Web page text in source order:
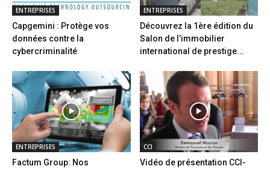
ENTREPRISES
Capgemini : Protège vos
données contre la
cybercriminalité
ENTREPRISES
Découvrez la 1ère édition du
Salon de l’immobilier
international de prestige...
ENTREPRISES
Factum Group: Nos
CCI
Vidéo de présentation CCI-